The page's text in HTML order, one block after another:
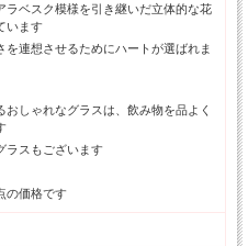
ラベスク模様を引き継いだ立体的な花
います
を連想させるためにハートが選ばれま
おしゃれなグラスは、飲み物を品よく
ラスもございます
の価格です